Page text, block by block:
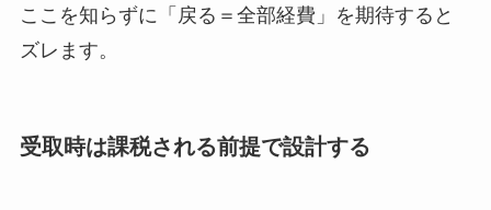
ここを知らずに「戻る＝全部経費」を期待すると
ズレます。
受取時は課税される前提で設計する